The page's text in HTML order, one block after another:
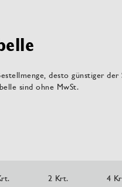
desto günstiger der
sind ohne MwSt.
2 Krt. 4